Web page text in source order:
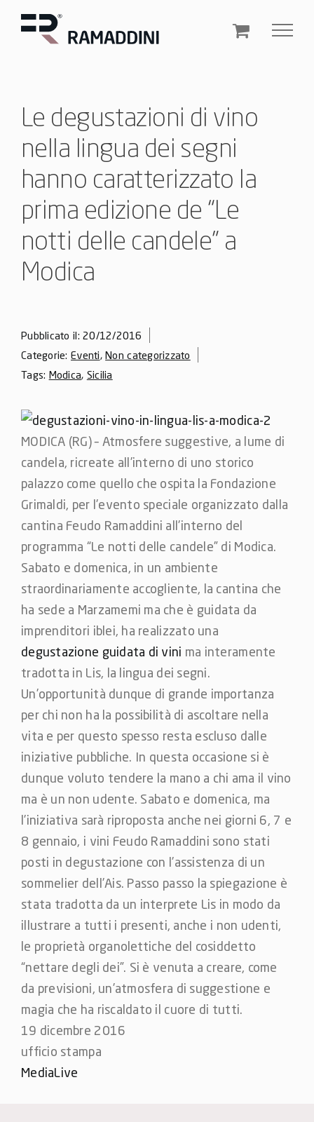
Le degustazioni di vino
nella lingua dei segni
hanno caratterizzato la
prima edizione de “Le
notti delle candele” a
Modica
Pubblicato il: 20/12/2016
Categorie: Eventi,Non categorizzato
Tags: Modica, Sicilia
MODICA (RG) – Atmosfere suggestive, a lume di
candela, ricreate all’interno di uno storico
palazzo come quello che ospita la Fondazione
Grimaldi, per l’evento speciale organizzato dalla
cantina Feudo Ramaddini all’interno del
programma “Le notti delle candele” di Modica.
Sabato e domenica, in un ambiente
straordinariamente accogliente, la cantina che
ha sede a Marzamemi ma che è guidata da
imprenditori iblei, ha realizzato una
degustazione guidata di vini ma interamente
tradotta in Lis, la lingua dei segni.
Un’opportunità dunque di grande importanza
per chi non ha la possibilità di ascoltare nella
vita e per questo spesso resta escluso dalle
iniziative pubbliche. In questa occasione si è
dunque voluto tendere la mano a chi ama il vino
ma è un non udente. Sabato e domenica, ma
l’iniziativa sarà riproposta anche nei giorni 6, 7 e
8 gennaio, i vini Feudo Ramaddini sono stati
posti in degustazione con l’assistenza di un
sommelier dell’Ais. Passo passo la spiegazione è
stata tradotta da un interprete Lis in modo da
illustrare a tutti i presenti, anche i non udenti,
le proprietà organolettiche del cosiddetto
“nettare degli dei”. Si è venuta a creare, come
da previsioni, un’atmosfera di suggestione e
magia che ha riscaldato il cuore di tutti.
19 dicembre 2016
ufficio stampa
MediaLive